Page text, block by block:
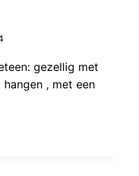
gezellig met
, met een